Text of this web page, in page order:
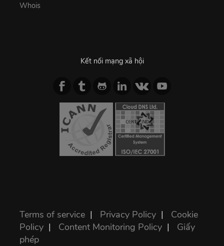
Whois
Kết nối mạng xã hội
Terms of service | Privacy Policy | Cookie
Policy | Content Monitoring Policy | Giấy
phép